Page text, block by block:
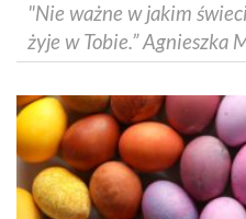
"Nie ważne w jakim
żyje w Tobie.” Agnieszka